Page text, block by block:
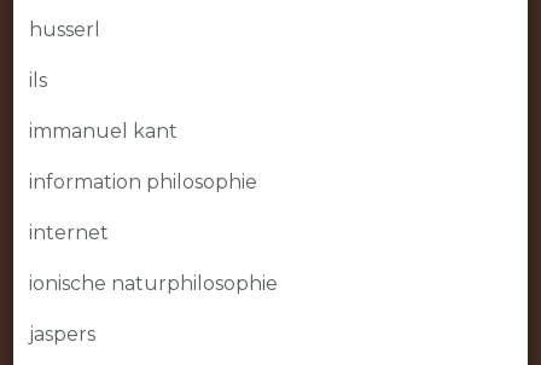
husserl
ils
immanuel kant
information philosophie
internet
ionische naturphilosophie
jaspers